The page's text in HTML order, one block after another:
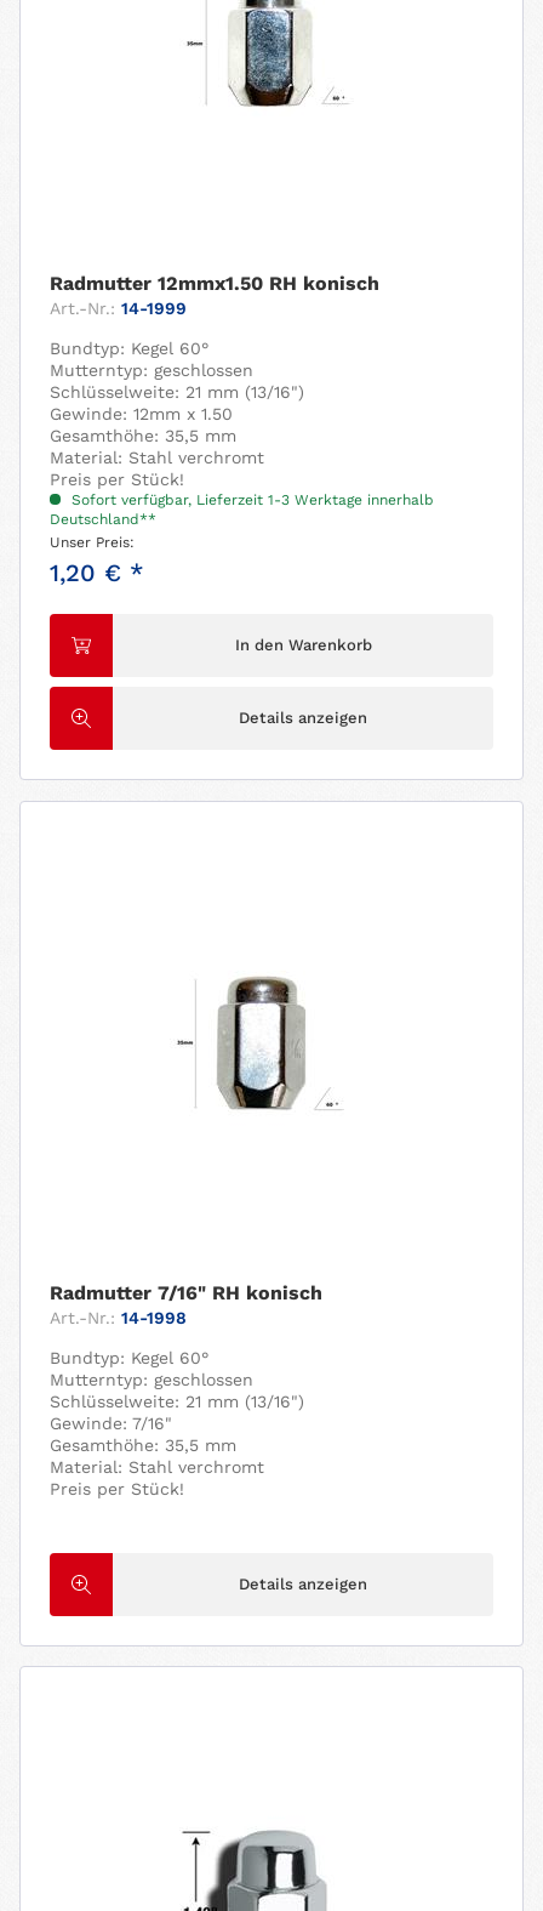
Radmutter 12mmx1.50 RH konisch
Art.-Nr.: 14-1999
Bundtyp: Kegel 60°
Mutterntyp: geschlossen
Schlüsselweite: 21 mm (13/16")
Gewinde: 12mm x 1.50
Gesamthöhe: 35,5 mm
Material: Stahl verchromt
Preis per Stück!
Sofort verfügbar, Lieferzeit 1-3 Werktage innerhalb
Deutschland**
Unser Preis:
1,20 € *
In den Warenkorb
Details anzeigen
Radmutter 7/16" RH konisch
Art.-Nr.: 14-1998
Bundtyp: Kegel 60°
Mutterntyp: geschlossen
Schlüsselweite: 21 mm (13/16")
Gewinde: 7/16"
Gesamthöhe: 35,5 mm
Material: Stahl verchromt
Preis per Stück!
Details anzeigen